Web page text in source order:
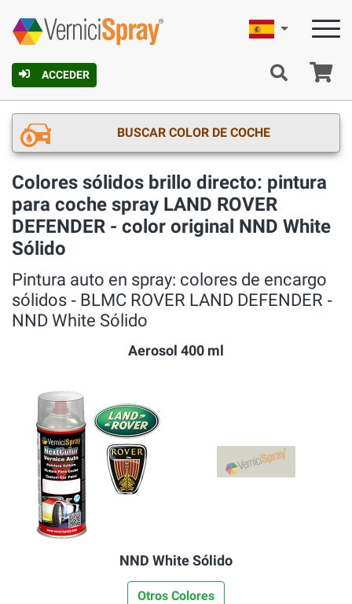
ACCEDER
Español
BUSCAR COLOR DE COCHE
Colores sólidos brillo directo: pintura
para coche spray LAND ROVER
DEFENDER - color original NND White
Sólido
Pintura auto en spray: colores de encargo
sólidos ‐ BLMC ROVER LAND DEFENDER ‐
NND White Sólido
Aerosol 400 ml
NND White Sólido
Otros Colores